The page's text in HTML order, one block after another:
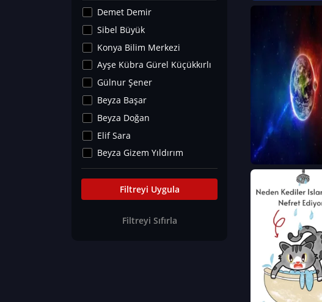
Astronomi ve Uzay
Noroloji
Matematik
Teknoloji
İklim Değişikliği
Arkeoloji
Kültür&Sanat
Yaşam Tavsiyeleri
Merakoloji
Eğitim Bilimleri
Demet Demir
Sibel Büyük
Konya Bilim Merkezi
Ayşe Kübra Gürel Küçükkırlı
Gülnur Şener
Beyza Başar
Beyza Doğan
Elif Sara
Beyza Gizem Yıldırım
İlknur İyigökler
Büşra Elif Kıvrak
Can TORUN
Filtreyi Uygula
Filtreyi Sıfırla